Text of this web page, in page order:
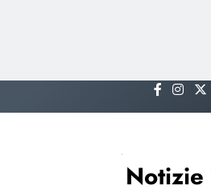
to
Notizie